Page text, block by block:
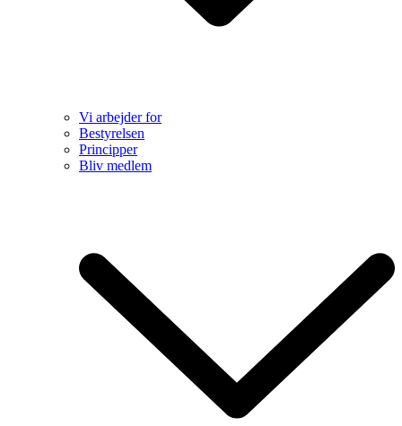
Vi arbejder for
Bestyrelsen
Principper
Bliv medlem